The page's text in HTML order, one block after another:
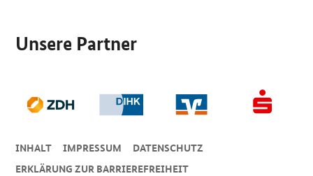
Unsere Partner
INHALT IMPRESSUM
DA­TEN­SCHUTZ
ERKLÄRUNG ZUR BARRIEREFREIHEIT